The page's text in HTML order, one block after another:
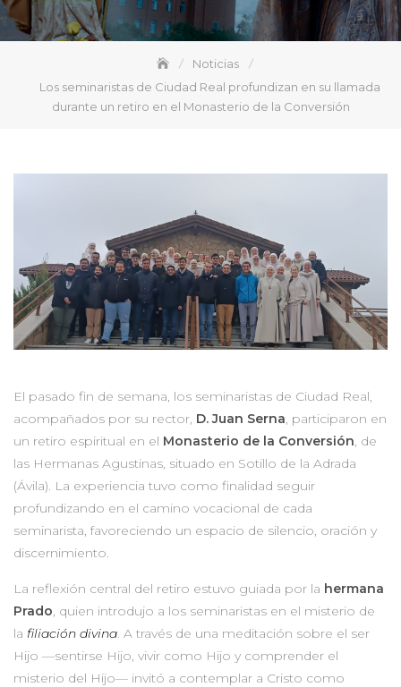
Noticias
Los seminaristas de Ciudad Real profundizan en su llamada
durante un retiro en el Monasterio de la Conversión
El pasado fin de semana, los seminaristas de Ciudad Real,
acompañados por su rector, D. Juan Serna, participaron en
un retiro espiritual en el Monasterio de la Conversión, de
las Hermanas Agustinas, situado en Sotillo de la Adrada
(Ávila). La experiencia tuvo como finalidad seguir
profundizando en el camino vocacional de cada
seminarista, favoreciendo un espacio de silencio, oración y
discernimiento.
La reflexión central del retiro estuvo guiada por la hermana
Prado, quien introdujo a los seminaristas en el misterio de
la filiación divina. A través de una meditación sobre el ser
Hijo —sentirse Hijo, vivir como Hijo y comprender el
misterio del Hijo— invitó a contemplar a Cristo como